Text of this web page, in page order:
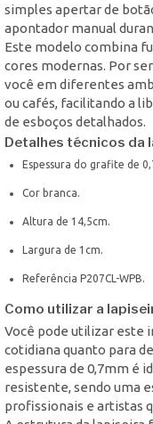
simples apertar de
apontador manual
Este modelo combina
cores modernas. Por
você em diferentes
ou cafés, facilitando a
de esboços detalhados.
Detalhes técnicos da
Espessura do grafite de
Cor branca.
Altura de 14,5cm.
Largura de 1cm.
Referência P207CL-WPB.
Como utilizar a
Você pode utilizar este
cotidiana quanto para
espessura de 0,7mm é
resistente, sendo uma
profissionais e artistas